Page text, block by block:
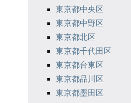
東京都中央区
東京都中野区
東京都北区
東京都千代田区
東京都台東区
東京都品川区
東京都墨田区